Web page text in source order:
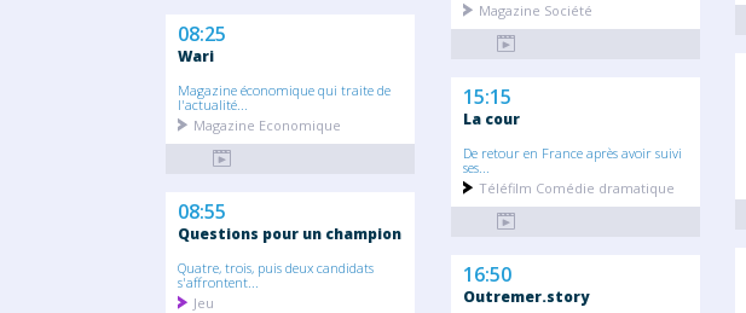
08:25
Wari
Magazine économique qui traite de
l'actualité...
Magazine Economique
08:55
Questions pour un champion
Quatre, trois, puis deux candidats
s'affrontent...
Jeu
Magazine Société
15:15
La cour
De retour en France après avoir suivi
ses...
Téléfilm Comédie dramatique
16:50
Outremer.story